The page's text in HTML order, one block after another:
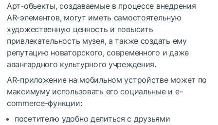
Арт-объекты, создаваемые в процессе внедрения
AR-элементов, могут иметь самостоятельную
художественную ценность и повысить
привлекательность музея, а также создать ему
репутацию новаторского, современного и даже
авангардного культурного учреждения.
AR-приложение на мобильном устройстве может по
максимуму использовать его социальные и e-
commerce-функции:
посетителю удобно делиться с друзьями